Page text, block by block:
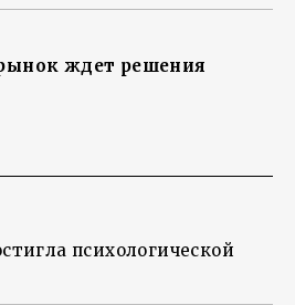
ждет решения
психологической